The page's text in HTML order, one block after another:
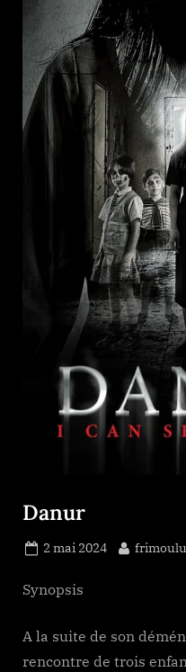
Danur
Posted
2 mai 2024 By
Synopsis
A la suite de son
rencontre de trois